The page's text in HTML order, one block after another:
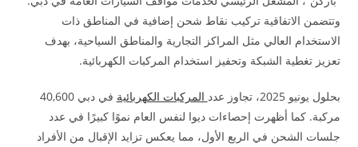
وتتضمن الاتفاقية تركيب نقاط شحن إضافية في المناطق ذات
الاستخدام العالي مثل المراكز التجارية والمناطق السياحية، بهدف
تعزيز تغطية الشبكة وتحفيز استخدام المركبات الكهربائية.
بحلول يونيو 2025، تجاوز عدد المركبات الكهربائية
في دبي 40,600
مركبة. كما أظهرت إحصاءات ديوا لنفس العام نموًا كبيرًا في عدد
جلسات الشحن في الربع الأول، مما يعكس تزايد الإقبال من الأفراد